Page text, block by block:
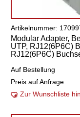
Artikelnummer:
Modular Adapter,
UTP, RJ12(6P6C)
RJ12(6P6C)
Auf Bestellung
Preis auf Anfrage
Zur Wunschliste